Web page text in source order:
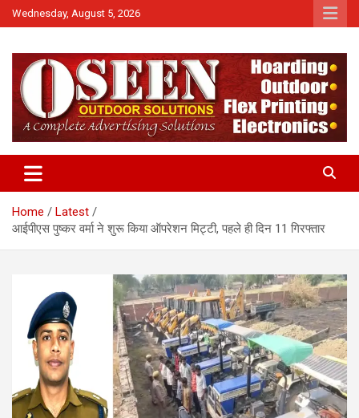
Skip
to
Wednesday, August 5, 2026
QTv India
Home
Latest
आईपीएस पुष्कर वर्मा ने शुरू किया ऑपरेशन मिट्टी, पहले ही दिन 11 गिरफ्तार